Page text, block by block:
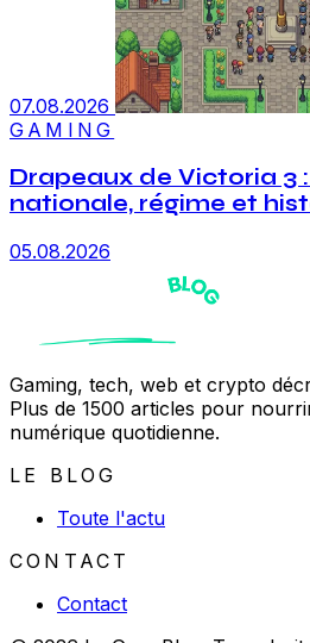
07.08.2026
GAMING
Drapeaux de Victoria 3
nationale, régime et
05.08.2026
Gaming, tech, web et crypto
Plus de 1500 articles pour
numérique quotidienne.
LE BLOG
Toute l'actu
CONTACT
Contact